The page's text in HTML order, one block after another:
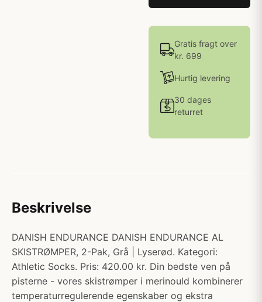
Gratis fragt over
kr. 699
Hurtig levering
30 dages
returret
Beskrivelse
DANISH ENDURANCE DANISH ENDURANCE AL
SKISTRØMPER, 2-Pak, Grå | Lyserød. Kategori:
Athletic Socks. Pris: 420.00 kr. Din bedste ven på
pisterne - vores skistrømper i merinould kombinerer
temperaturregulerende egenskaber og ekstra